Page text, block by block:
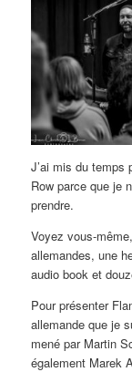
J’ai mis du temps
Row parce que je
prendre.
Voyez vous-
allemandes, une
audio book et
Pour présenter
allemande que je
mené par Martin
également Marek